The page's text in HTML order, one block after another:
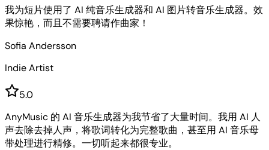
我为短片使用了 AI 纯音乐生成器和 AI 图片转音乐生成器。效
果惊艳，而且不需要聘请作曲家！
Sofia Andersson
Indie Artist
5.0
AnyMusic 的 AI 音乐生成器为我节省了大量时间。我用 AI 人
声去除去掉人声，将歌词转化为完整歌曲，甚至用 AI 音乐母
带处理进行精修。一切听起来都很专业。